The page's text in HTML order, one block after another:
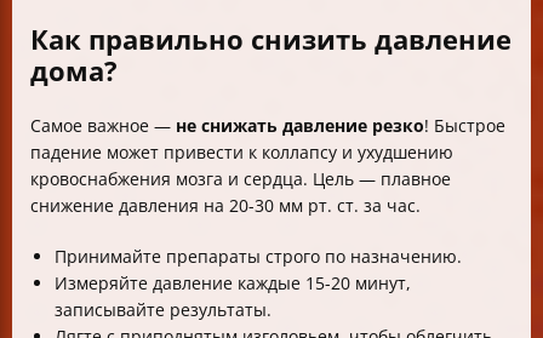
Как правильно снизить давление
дома?
Самое важное — не снижать давление резко! Быстрое
падение может привести к коллапсу и ухудшению
кровоснабжения мозга и сердца. Цель — плавное
снижение давления на 20-30 мм рт. ст. за час.
Принимайте препараты строго по назначению.
Измеряйте давление каждые 15-20 минут,
записывайте результаты.